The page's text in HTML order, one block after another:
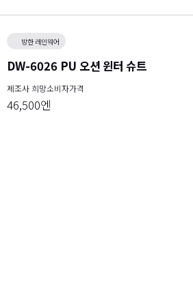
방한 레인웨어
DW-6026 PU 오션 윈터 슈트
제조사 희망소비자가격
46,500엔